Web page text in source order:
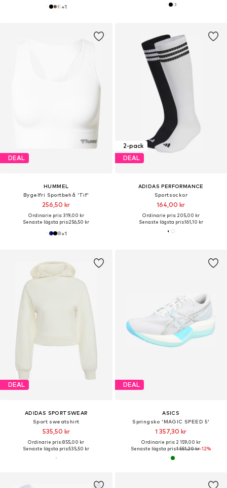
+1
DEAL
HUMMEL
Bygelfri Sportbehå 'Tif'
256,50 kr
Ordinarie pris: 319,00 kr
Senaste lägsta pris:256,50 kr
+1
2-pack
DEAL
ADIDAS PERFORMANCE
Sportsockor
164,00 kr
Ordinarie pris: 205,00 kr
Senaste lägsta pris:161,10 kr
DEAL
ADIDAS SPORTSWEAR
Sport sweatshirt
535,50 kr
Ordinarie pris: 855,00 kr
Senaste lägsta pris:535,50 kr
DEAL
ASICS
Springsko 'MAGIC SPEED 5'
1 357,30 kr
Ordinarie pris: 2 159,00 kr
Senaste lägsta pris:1 551,20 kr-12%